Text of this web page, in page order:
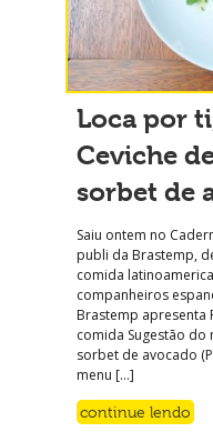
Loca por
Ceviche
sorbet de
Saiu ontem no
publi da Brastemp,
comida
companheiros
Brastemp apresenta
comida Sugestão do
sorbet de avocado
menu […]
continue lendo